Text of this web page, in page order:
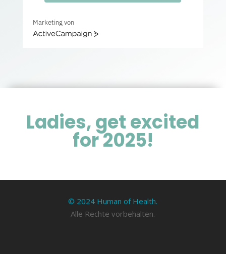
Marketing von
ActiveCampaign
Ladies, get excited
for 2025!
© 2024 Human of Health.
Alle Rechte vorbehalten.